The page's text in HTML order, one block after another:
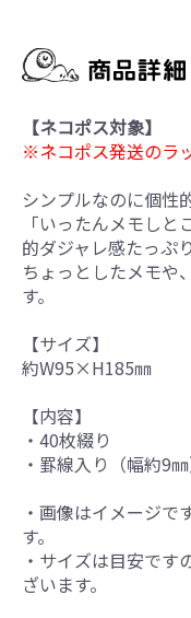
【ネコポス対象】
※ネコポス発送のラ
シンプルなのに個性
「いったんメモしと
的ダジャレ感たっぷ
ちょっとしたメモや
す。
【サイズ】
約W95×H185㎜
【内容】
・40枚綴り
・罫線入り（幅約9㎜
・画像はイメージで
す。
・サイズは目安です
ざいます。